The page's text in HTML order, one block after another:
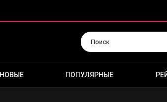
НОВЫЕ ПОПУЛЯРНЫЕ